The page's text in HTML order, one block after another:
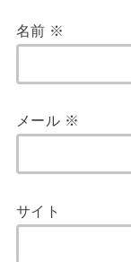
名前 ※
メール ※
サイト